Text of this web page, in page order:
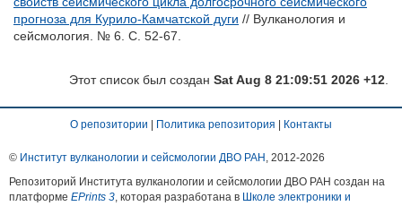
прогноза для Курило-Камчатской дуги // Вулканология и
сейсмология. № 6. С. 52-67.
Этот список был создан Sat Aug 8 21:09:51 2026 +12
О репозитории Политика репозитория Контакты
© Институт вулканологии и сейсмологии ДВО РАН , 2012-2026
Репозиторий Института вулканологии и сейсмологии ДВО РАН создан на
платформе EPrints 3, которая разработана в Школе электроники и